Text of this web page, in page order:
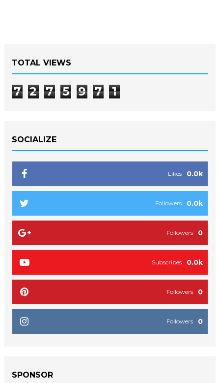
TOTAL VIEWS
7 2 7 5 9 7 1
SOCIALIZE
0.0k
Likes
0.0k
Followers
0
Followers
0.0k
Subscribes
0
Followers
0
Followers
SPONSOR